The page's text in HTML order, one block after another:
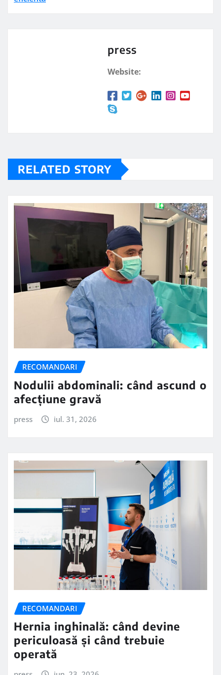
press
Website:
RELATED STORY
RECOMANDARI
Nodulii abdominali: când ascund o
afecțiune gravă
press iul. 31, 2026
RECOMANDARI
Hernia inghinală: când devine
periculoasă și când trebuie
operată